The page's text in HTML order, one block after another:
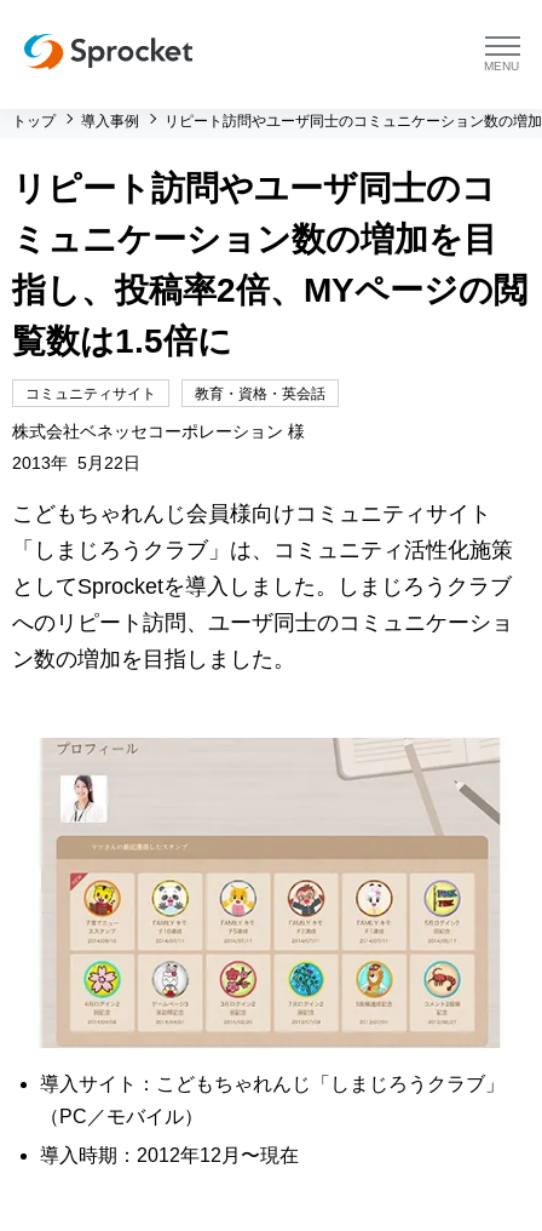
menu
プラットフォーム トップ
コンサルティング
コンサルティング トップ
運用支援 トップ
メソッド トップ
導入事例
よくある質問
会社情報
会社情報 トップ
会社概要
メンバー紹介
創業の想い
沿革
ビジョン・ミッション・バリュー
ロゴマーク
セミナー・イベント
マーケティングお役立ち資料
トップ 導入事例 リピート訪問やユーザ同士のコミュニケーション数の増
リピート訪問やユーザ同士のコ
ミュニケーション数の増加を目
指し、投稿率2倍、MYページの閲
覧数は1.5倍に
コミュニティサイト 教育・資格・英会話
株式会社ベネッセコーポレーション 様
2013年 5月22日
こどもちゃれんじ会員様向けコミュニティサイト
「しまじろうクラブ」は、コミュニティ活性化施策
としてSprocketを導入しました。しまじろうクラブ
へのリピート訪問、ユーザ同士のコミュニケーショ
ン数の増加を目指しました。
導入サイト：こどもちゃれんじ「しまじろうクラブ」
（PC／モバイル）
導入時期：2012年12月〜現在